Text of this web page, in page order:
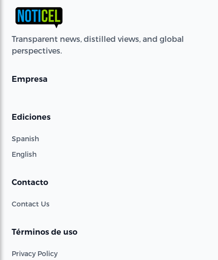
Transparent news, distilled views, and global
perspectives.
Empresa
Ediciones
Spanish
English
Contacto
Contact Us
Términos de uso
Privacy Policy